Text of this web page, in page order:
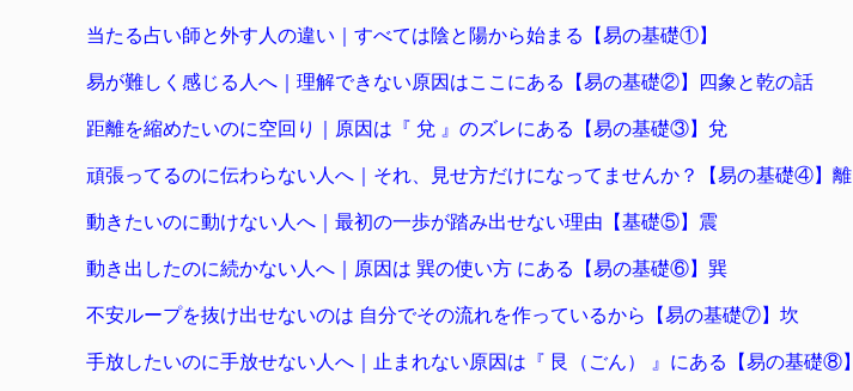
当たる占い師と外す人の違い｜すべては陰と陽から始まる【易の基礎①】
易が難しく感じる人へ｜理解できない原因はここにある【易の基礎②】四象と乾の話
距離を縮めたいのに空回り｜原因は『 兌 』のズレにある【易の基礎③】兌
頑張ってるのに伝わらない人へ｜それ、見せ方だけになってませんか？【易の基礎④】離
動きたいのに動けない人へ｜最初の一歩が踏み出せない理由【基礎⑤】震
動き出したのに続かない人へ｜原因は 巽の使い方 にある【易の基礎⑥】巽
不安ループを抜け出せないのは 自分でその流れを作っているから【易の基礎⑦】坎
手放したいのに手放せない人へ｜止まれない原因は『 艮（ごん） 』にある【易の基礎⑧】